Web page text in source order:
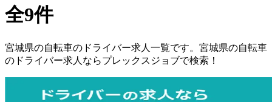
全9件
宮城県の自転車の ドライバー求人一覧です。 宮城県の自転車
の ドライバー求人ならプレックスジョブで検索！